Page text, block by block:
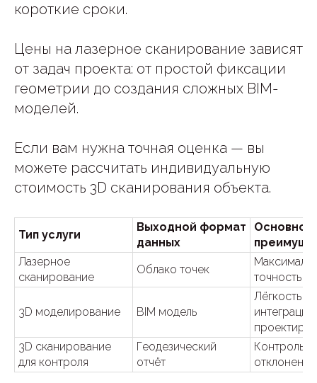
короткие сроки.
Цены на лазерное сканирование зависят
от задач проекта: от простой фиксации
геометрии до создания сложных BIM-
моделей.
Если вам нужна точная оценка — вы
можете рассчитать индивидуальную
стоимость 3D сканирования объекта.
Тип услуги
Выходной формат
данных
Основное
Лазерное
сканирование
Облако точек
точность
3D моделирование BIM модель
Лёгкость
интеграции
3D сканирование
для контроля
Геодезический
отчёт
Контроль
отклонений